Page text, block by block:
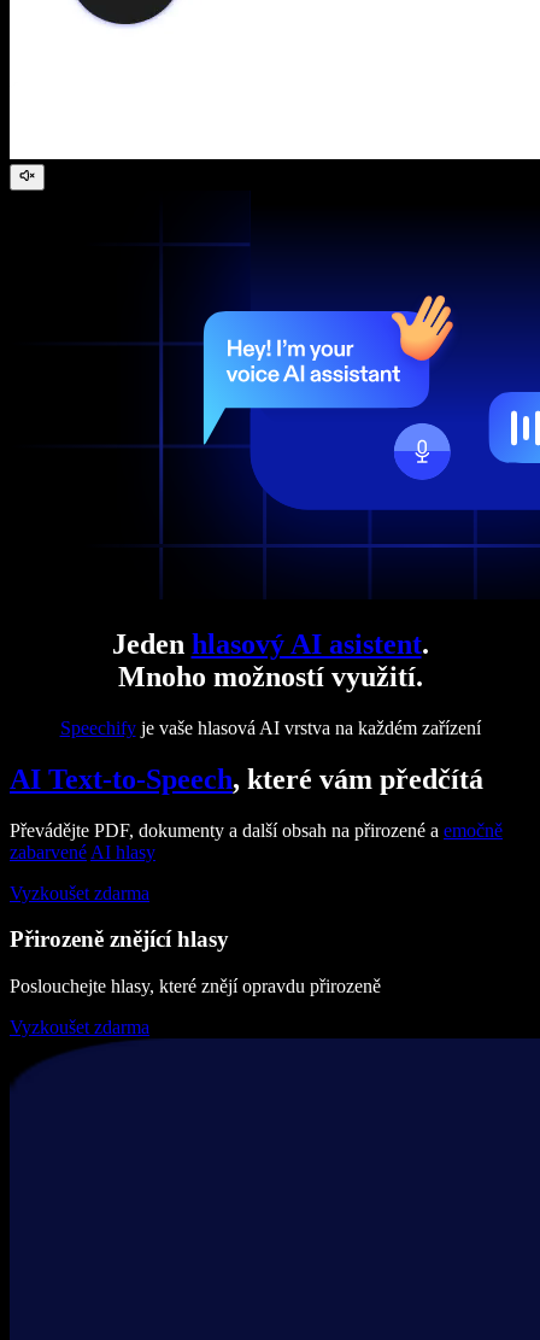
Jeden hlasový AI asistent.
Mnoho možností využití.
Speechifyje vaše hlasová AI vrstva na každém zařízení
AI Text-to-Speech, které vám předčítá
Převádějte PDF, dokumenty a další obsah na přirozené a emočně
zabarvené AI hlasy
Vyzkoušet zdarma
Přirozeně znějící hlasy
Poslouchejte hlasy, které znějí opravdu přirozeně
Vyzkoušet zdarma